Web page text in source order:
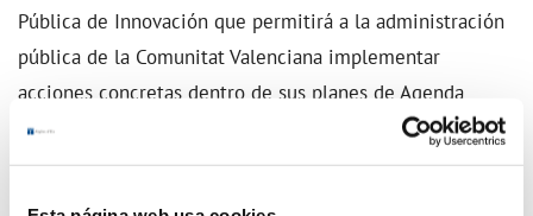
Pública de Innovación que permitirá a la administración
pública de la Comunitat Valenciana implementar
acciones concretas dentro de sus planes de Agenda
Urbana.